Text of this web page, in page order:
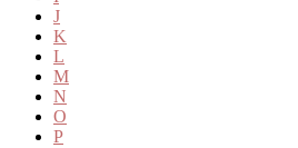
J
K
L
M
N
O
P